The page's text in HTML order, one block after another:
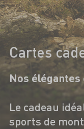
Cartes
Nos
Le cadeau
sports de